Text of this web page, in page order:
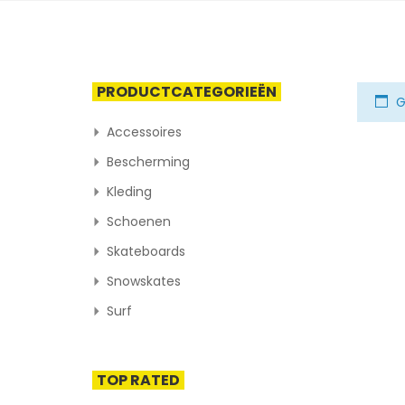
PRODUCTCATEGORIEËN
Accessoires
Bescherming
Kleding
Schoenen
Skateboards
Snowskates
Surf
TOP RATED